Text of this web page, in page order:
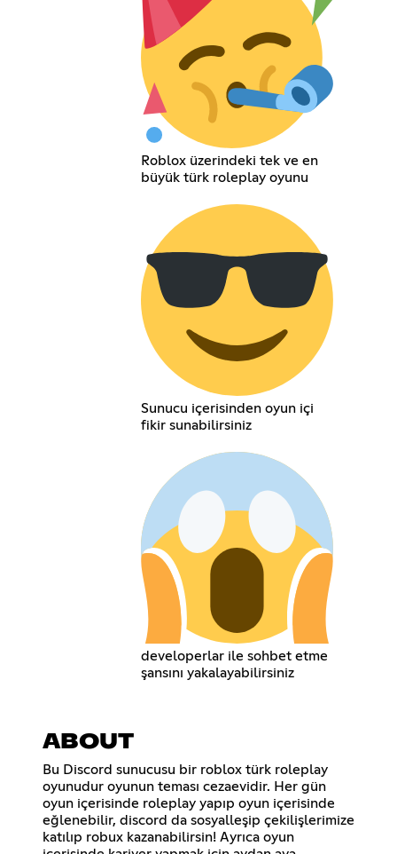
Roblox üzerindeki tek ve en
büyük türk roleplay oyunu
Sunucu içerisinden oyun içi
fikir sunabilirsiniz
developerlar ile sohbet etme
şansını yakalayabilirsiniz
ABOUT
Bu Discord sunucusu bir roblox türk roleplay
oyunudur oyunun teması cezaevidir. Her gün
oyun içerisinde roleplay yapıp oyun içerisinde
eğlenebilir, discord da sosyalleşip çekilişlerimize
katılıp robux kazanabilirsin! Ayrıca oyun